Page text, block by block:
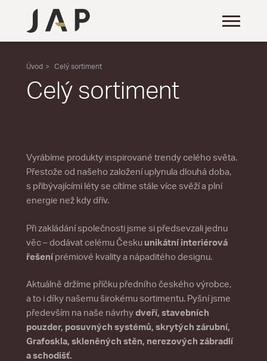
Úvod Celý sortiment
Celý sortiment
Vyrábíme produkty inspirované trendy celého světa.
Přestože od našeho založení uplynula dlouhá doba,
s přibývajícími léty se cítíme stále více svěží a plní
energie než kdy dřív.
Při zakládání společnosti jsme si předsevzali jednu
věc – dodávat celému Česku unikátní interiérová
řešeníprémiové kvality a nápaditého designu.
Aktuálně držíme příčku předního českého výrobce,
a to i díky našemu širokému sortimentu. Pyšní jsme
především na naše návrhy dveří, stavebních
pouzder, posuvných systémů, skrytých zárubní,
Grafoskla, skleněných stěn, nerezových zábradlí
a schodišť.